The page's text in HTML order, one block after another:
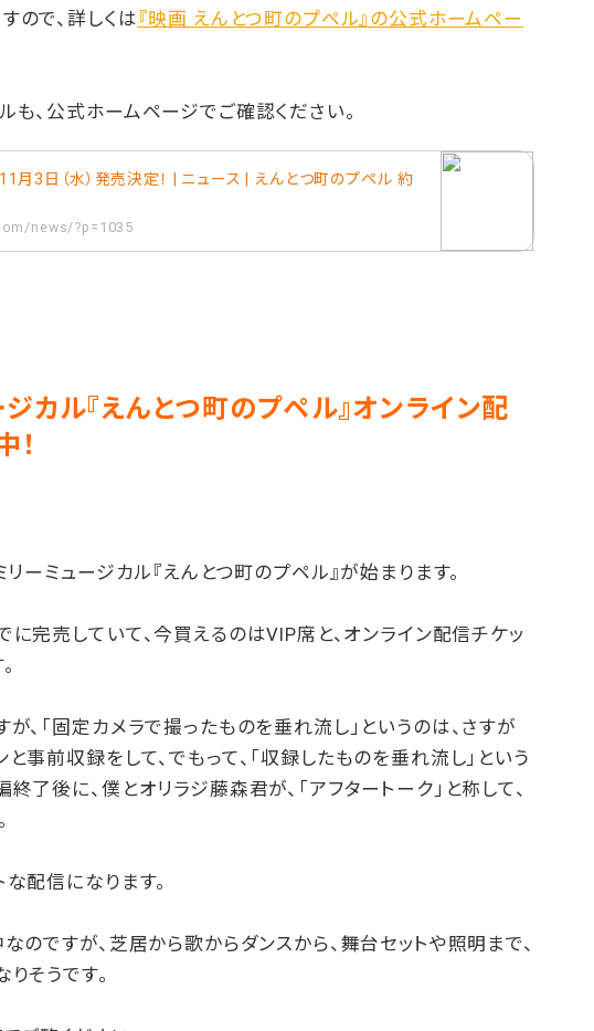
ので、詳しくは 『映画 えんとつ町のプペル』の公式ホームペー
も、公式ホームページでご確認ください。
月3日（水）発売決定！ | ニュース | えんとつ町のプペル 約
news/?p=1035
ジカル『えんとつ町のプペル』オンライン配
！
リーミュージカル『えんとつ町のプペル』が始まります。
に完売していて、今買えるのはVIP席と、オンライン配信チケッ
、「固定カメラで撮ったものを垂れ流し」というのは、さすが
事前収録をして、でもって、「収録したものを垂れ流し」という
了後に、僕とオリラジ藤森君が、「アフタートーク」と称して、
配信になります。
のですが、芝居から歌からダンスから、舞台セットや照明まで、
そうです。